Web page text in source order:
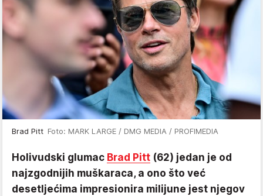
Brad Pitt Foto: MARK LARGE / DMG MEDIA / PROFIMEDIA
Holivudski glumac Brad Pitt (62) jedan je od
najzgodnijih muškaraca, a ono što već
desetljećima impresionira milijune jest njegov